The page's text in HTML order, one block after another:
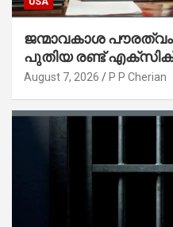
ജന്മാവകാശ
പുതിയ രണ്ട്
ട്രംപ് ഒപ്പുവെച്ചു
August 7, 2026 P P Cherian